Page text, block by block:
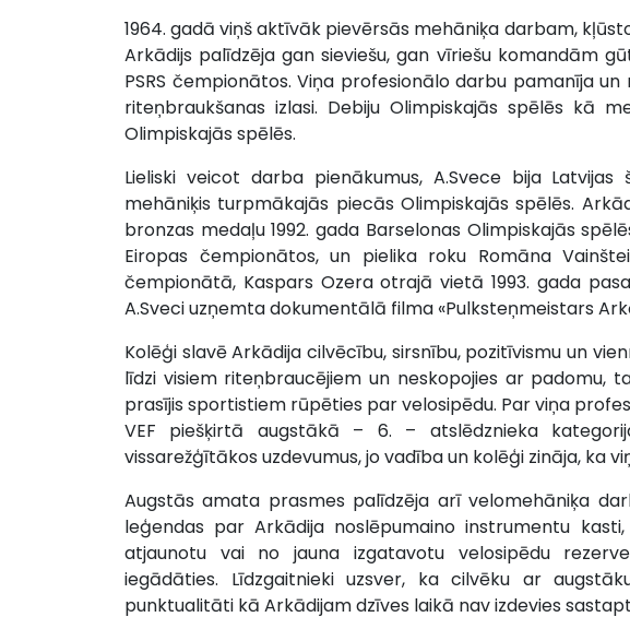
1964. gadā viņš aktīvāk pievērsās mehāniķa darbam,
Arkādijs palīdzēja gan sieviešu, gan vīriešu komandām
PSRS čempionātos. Viņa profesionālo darbu pamanīja
riteņbraukšanas izlasi. Debiju Olimpiskajās spēlēs kā
Olimpiskajās spēlēs.
Lieliski veicot darba pienākumus, A.Svece bija
mehāniķis turpmākajās piecās Olimpiskajās spēlēs.
bronzas medaļu 1992. gada Barselonas Olimpiskajās
Eiropas čempionātos, un pielika roku Romāna
čempionātā, Kaspars Ozera otrajā vietā 1993. gada
A.Sveci uzņemta dokumentālā filma «Pulksteņmeistars
Kolēģi slavē Arkādija cilvēcību, sirsnību, pozitīvismu un
līdzi visiem riteņbraucējiem un neskopojies ar padomu,
prasījis sportistiem rūpēties par velosipēdu. Par viņa
VEF piešķirtā augstākā – 6. – atslēdznieka
vissarežģītākos uzdevumus, jo vadība un kolēģi zināja, ka
Augstās amata prasmes palīdzēja arī velomehāniķa
leģendas par Arkādija noslēpumaino instrumentu
atjaunotu vai no jauna izgatavotu velosipēdu
iegādāties. Līdzgaitnieki uzsver, ka cilvēku ar
punktualitāti kā Arkādijam dzīves laikā nav izdevies